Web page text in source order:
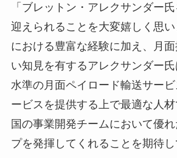
「ブレットン・アレクサンダー
迎えられることを大変嬉しく思
における豊富な経験に加え、月
い知見を有するアレクサンダー
水準の月面ペイロード輸送サー
ービスを提供する上で最適な人
国の事業開発チームにおいて優
プを発揮してくれることを期待し